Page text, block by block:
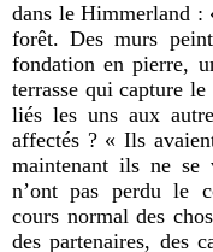
dans le Himmerland :
forêt. Des murs
fondation en pierre,
terrasse qui capture
liés les uns aux
affectés ? « Ils
maintenant ils ne
n’ont pas perdu le
cours normal des
des partenaires, des